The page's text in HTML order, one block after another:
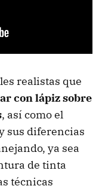
realistas que
con lápiz sobre
, así como el
sus diferencias
ya sea
de tinta
técnicas